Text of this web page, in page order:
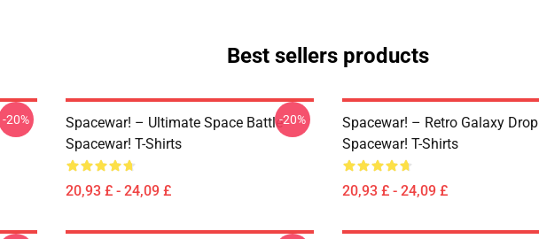
Best sellers products
-20%
Spacewar! – Ultimate Space Battle
Spacewar! T-Shirts
20,93 £ - 24,09 £
-20%
Spacewar! – Retro Galaxy Drop
Spacewar! T-Shirts
20,93 £ - 24,09 £